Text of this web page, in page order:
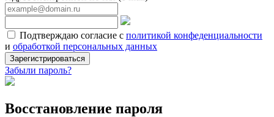
Подтверждаю согласие с политикой конфеденциальности
и обработкой персональных данных
Зарегистрироваться
Забыли пароль?
Восстановление пароля